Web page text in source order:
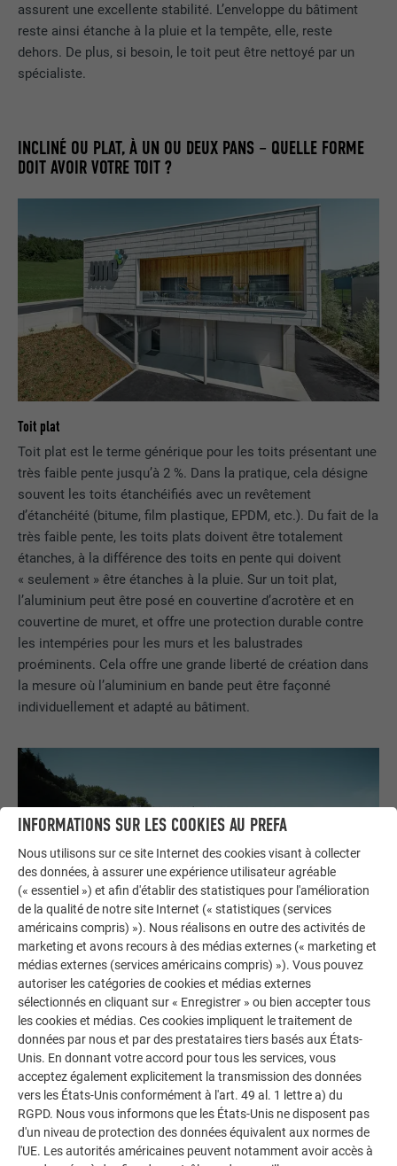
assurent une excellente stabilité. L’enveloppe du bâtiment
reste ainsi étanche à la pluie et la tempête, elle, reste
dehors. De plus, si besoin, le toit peut être nettoyé par un
spécialiste.
INCLINÉ OU PLAT, À UN OU DEUX PANS – QUELLE FORME
DOIT AVOIR VOTRE TOIT ?
Toit plat
Toit plat est le terme générique pour les toits présentant une
très faible pente jusqu’à 2 %. Dans la pratique, cela désigne
souvent les toits étanchéifiés avec un revêtement
d’étanchéité (bitume, film plastique, EPDM, etc.). Du fait de la
très faible pente, les toits plats doivent être totalement
étanches, à la différence des toits en pente qui doivent
« seulement » être étanches à la pluie. Sur un toit plat,
l’aluminium peut être posé en couvertine d’acrotère et en
couvertine de muret, et offre une protection durable contre
les intempéries pour les murs et les balustrades
proéminents. Cela offre une grande liberté de création dans
la mesure où l’aluminium en bande peut être façonné
individuellement et adapté au bâtiment.
Toit à faible pente
Sont désignés comme toits à faible pente les toits
présentant une pente de 3° à 25° environ. Prefalz est par
exemple un produit souvent utilisé sur les toits à faible
pente. Il est souvent mis en œuvre sous forme de toit à
double agrafage sur les toits monopentes modernes en
particulier. À partir d’une pente de toit de 12°, il est
également possible d’utiliser des tuiles ou des losanges de
toiture 44 × 44 PREFA. À partir de 17°, on peut poser des
INFORMATIONS SUR LES COOKIES AU PREFA
Nous utilisons sur ce site Internet des cookies visant à collecter
des données, à assurer une expérience utilisateur agréable
(« essentiel ») et afin d'établir des statistiques pour l'amélioration
de la qualité de notre site Internet (« statistiques (services
américains compris) »). Nous réalisons en outre des activités de
marketing et avons recours à des médias externes (« marketing et
médias externes (services américains compris) »). Vous pouvez
autoriser les catégories de cookies et médias externes
sélectionnés en cliquant sur « Enregistrer » ou bien accepter tous
les cookies et médias. Ces cookies impliquent le traitement de
données par nous et par des prestataires tiers basés aux États-
Unis. En donnant votre accord pour tous les services, vous
acceptez également explicitement la transmission des données
vers les États-Unis conformément à l'art. 49 al. 1 lettre a) du
RGPD. Nous vous informons que les États-Unis ne disposent pas
d'un niveau de protection des données équivalent aux normes de
l'UE. Les autorités américaines peuvent notamment avoir accès à